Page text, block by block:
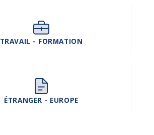
TRAVAIL - FORMATION
ÉTRANGER - EUROPE